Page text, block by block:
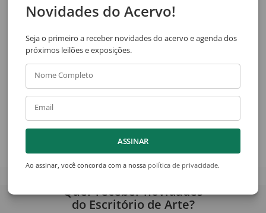
Antonio Henrique Amaral
Sem Título
Walter Lewy
Ver acervo
Novidades do Acervo!
Seja o primeiro a receber novidades do acervo e agenda dos
próximos leilões e exposições.
Nome Completo
Email
ASSINAR
Ao assinar, você concorda com a nossa política de privacidade.
Quer receber novidades
do Escritório de Arte?